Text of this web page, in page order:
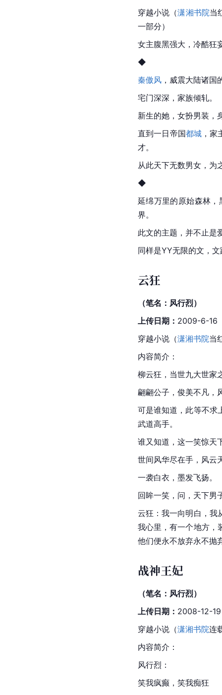
穿越小说（潇湘书院当
一部分）
女主腹黑强大，冷酷狂
◆
秦傲风 ，威震大陆诸国
宅门深深，家族倾轧。
新生的她，女扮男装，
直到一日帝国都城 ，
才。
从此天下无数男女，为
◆
延绵万里的原始森林
界。
此文的主题，并不止是
同样是YY无限的文，
云狂
（笔名：风行烈）
上传日期： 2009-6-16
穿越小说（潇湘书院当
内容简介：
柳云狂，当世九大世家
翩翩公子，俊美不凡，
可是谁知道，此等不求
武道高手。
谁又知道，这一笑惊天
世间风华尽在手，风云
一袭白衣，墨发飞扬。
回眸一笑，问，天下男
云狂：我一向明白，我
我心里，有一个地方，
他们便永不放弃永不抛
战神王妃
（笔名：风行烈）
上传日期： 2008-12-19
穿越小说（潇湘书院连
内容简介：
风行烈：
笑我疯癫，笑我痴狂